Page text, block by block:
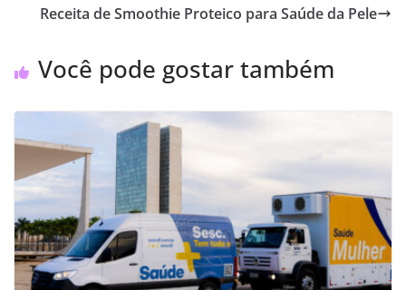
Receita de Smoothie Proteico para Saúde da Pele
Você pode gostar também